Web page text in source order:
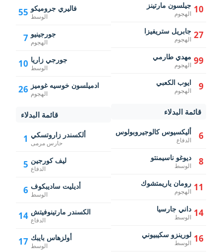
55 فاليري جروميكو
الوسط
7 جورجينيو
الهجوم
10 جورجي زاريا
الوسط
26 ادميلسون خوسيه غوميز
الهجوم
قائمة البدلاء
1 ألكسندر زاروتسكي
حارس مرمى
5 ليف كورجين
الدفاع
6 أديليت ساديبكوف
الوسط
14 الكسندر مارتينوفيتش
الدفاع
17 أولزهاس بايبك
الوسط
10 جيلسون مارتينز
الهجوم
27 جابريل ستريفيزا
الهجوم
99 مهدي طارمي
الهجوم
9 ايوب الكعبي
الهجوم
قائمة البدلاء
6 أليكسيوس كالوجيروبولوس
الدفاع
8 ديوغو ناسيمنتو
الوسط
11 رومان ياريمتشوك
الهجوم
14 داني جارسيا
الوسط
16 لورينزو سكيبيوني
الوسط